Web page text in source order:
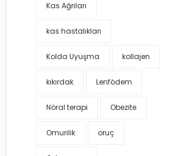
Kas Ağrıları
kas hastalıkları
Kolda Uyuşma kollajen
kıkırdak Lenfödem
Nöral terapi Obezite
Omurilik oruç